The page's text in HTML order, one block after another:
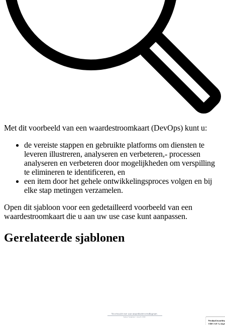
Met dit voorbeeld van een waardestroomkaart (DevOps) kunt u:
de vereiste stappen en gebruikte platforms om diensten te
leveren illustreren, analyseren en verbeteren,- processen
analyseren en verbeteren door mogelijkheden om verspilling
te elimineren te identificeren, en
een item door het gehele ontwikkelingsproces volgen en bij
elke stap metingen verzamelen.
Open dit sjabloon voor een gedetailleerd voorbeeld van een
waardestroomkaart die u aan uw use case kunt aanpassen.
Gerelateerde sjablonen